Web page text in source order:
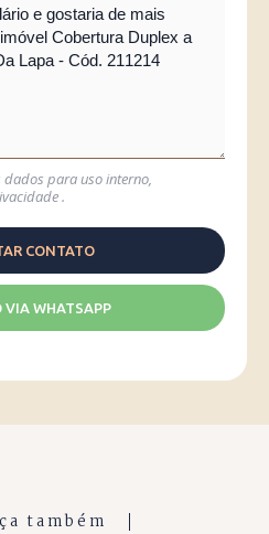
para uso interno,
.
VIA WHATSAPP
também